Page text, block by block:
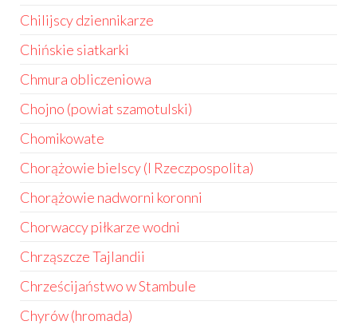
Chilijscy dziennikarze
Chińskie siatkarki
Chmura obliczeniowa
Chojno (powiat szamotulski)
Chomikowate
Chorążowie bielscy (I Rzeczpospolita)
Chorążowie nadworni koronni
Chorwaccy piłkarze wodni
Chrząszcze Tajlandii
Chrześcijaństwo w Stambule
Chyrów (hromada)